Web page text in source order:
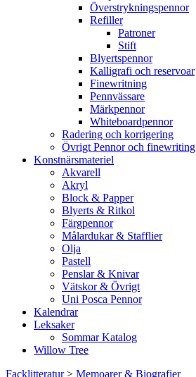
Överstrykningspennor
Refiller
Patroner
Stift
Blyertspennor
Kalligrafi och reservoar
Finewritning
Pennvässare
Märkpennor
Whiteboardpennor
Radering och korrigering
Övrigt Pennor och finewriting
Konstnärsmateriel
Akvarell
Akryl
Block & Papper
Blyerts & Ritkol
Färgpennor
Målardukar & Stafflier
Olja
Pastell
Penslar & Knivar
Vätskor & Övrigt
Uni Posca Pennor
Kalendrar
Leksaker
Sommar Katalog
Willow Tree
Facklitteratur> Memoarer & Biografier